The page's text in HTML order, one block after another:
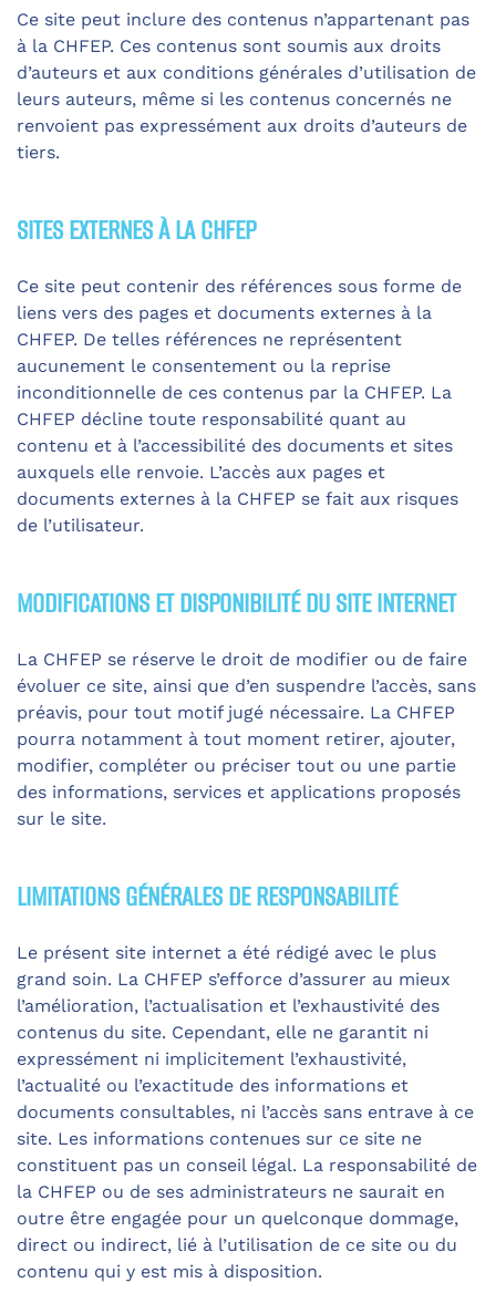
Ce site peut inclure des contenus n’appartenant pas
à la CHFEP. Ces contenus sont soumis aux droits
d’auteurs et aux conditions générales d’utilisation de
leurs auteurs, même si les contenus concernés ne
renvoient pas expressément aux droits d’auteurs de
tiers.
SITES EXTERNES À LA CHFEP
Ce site peut contenir des références sous forme de
liens vers des pages et documents externes à la
CHFEP. De telles références ne représentent
aucunement le consentement ou la reprise
inconditionnelle de ces contenus par la CHFEP. La
CHFEP décline toute responsabilité quant au
contenu et à l’accessibilité des documents et sites
auxquels elle renvoie. L’accès aux pages et
documents externes à la CHFEP se fait aux risques
de l’utilisateur.
MODIFICATIONS ET DISPONIBILITÉ DU SITE INTERNET
La CHFEP se réserve le droit de modifier ou de faire
évoluer ce site, ainsi que d’en suspendre l’accès, sans
préavis, pour tout motif jugé nécessaire. La CHFEP
pourra notamment à tout moment retirer, ajouter,
modifier, compléter ou préciser tout ou une partie
des informations, services et applications proposés
sur le site.
LIMITATIONS GÉNÉRALES DE RESPONSABILITÉ
Le présent site internet a été rédigé avec le plus
grand soin. La CHFEP s’efforce d’assurer au mieux
l’amélioration, l’actualisation et l’exhaustivité des
contenus du site. Cependant, elle ne garantit ni
expressément ni implicitement l’exhaustivité,
l’actualité ou l’exactitude des informations et
documents consultables, ni l’accès sans entrave à ce
site. Les informations contenues sur ce site ne
constituent pas un conseil légal. La responsabilité de
la CHFEP ou de ses administrateurs ne saurait en
outre être engagée pour un quelconque dommage,
direct ou indirect, lié à l’utilisation de ce site ou du
contenu qui y est mis à disposition.